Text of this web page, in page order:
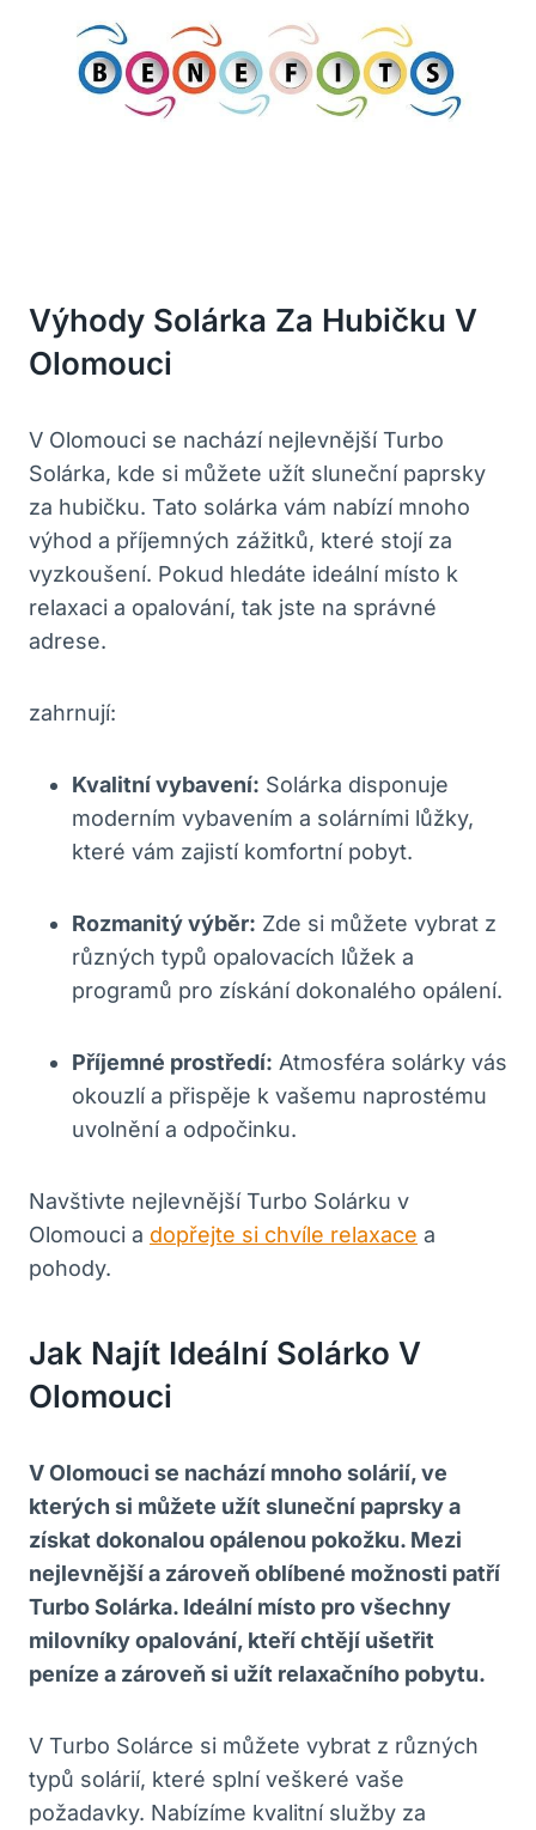
Výhody Solárka Za Hubičku V
Olomouci
V Olomouci se nachází nejlevnější Turbo
Solárka, kde si můžete užít sluneční paprsky
za hubičku. Tato solárka vám nabízí mnoho
výhod a příjemných zážitků, které stojí za
vyzkoušení. Pokud hledáte ideální místo k
relaxaci a opalování, tak jste na správné
adrese.
zahrnují:
Kvalitní vybavení: Solárka disponuje
moderním vybavením a solárními lůžky,
které vám zajistí komfortní pobyt.
Rozmanitý výběr: Zde si můžete vybrat z
různých typů opalovacích lůžek a
programů pro získání dokonalého opálení.
Příjemné prostředí: Atmosféra solárky vás
okouzlí a přispěje k vašemu naprostému
uvolnění a odpočinku.
Navštivte nejlevnější Turbo Solárku v
Olomouci a dopřejte si chvíle relaxace a
pohody.
Jak Najít Ideální Solárko V
Olomouci
V Olomouci se nachází mnoho solárií, ve
kterých si můžete užít sluneční paprsky a
získat dokonalou opálenou pokožku. Mezi
nejlevnější a zároveň oblíbené možnosti patří
Turbo Solárka. Ideální místo pro všechny
milovníky opalování, kteří chtějí ušetřit
peníze a zároveň si užít relaxačního pobytu.
V Turbo Solárce si můžete vybrat z různých
typů solárií, které splní veškeré vaše
požadavky. Nabízíme kvalitní služby za